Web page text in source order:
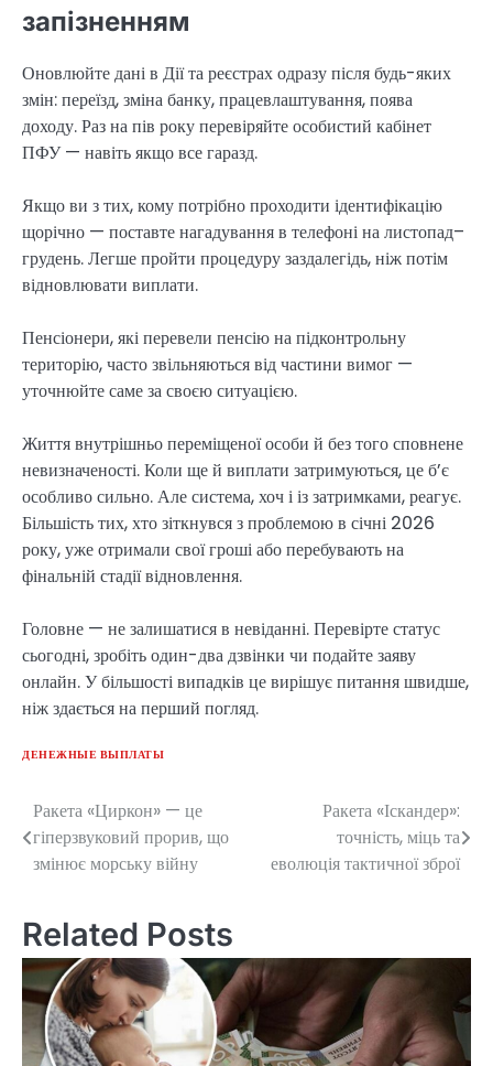
запізненням
Оновлюйте дані в Дії та реєстрах одразу після будь-яких
змін: переїзд, зміна банку, працевлаштування, поява
доходу. Раз на пів року перевіряйте особистий кабінет
ПФУ — навіть якщо все гаразд.
Якщо ви з тих, кому потрібно проходити ідентифікацію
щорічно — поставте нагадування в телефоні на листопад–
грудень. Легше пройти процедуру заздалегідь, ніж потім
відновлювати виплати.
Пенсіонери, які перевели пенсію на підконтрольну
територію, часто звільняються від частини вимог —
уточнюйте саме за своєю ситуацією.
Життя внутрішньо переміщеної особи й без того сповнене
невизначеності. Коли ще й виплати затримуються, це б’є
особливо сильно. Але система, хоч і із затримками, реагує.
Більшість тих, хто зіткнувся з проблемою в січні 2026
року, уже отримали свої гроші або перебувають на
фінальній стадії відновлення.
Головне — не залишатися в невіданні. Перевірте статус
сьогодні, зробіть один-два дзвінки чи подайте заяву
онлайн. У більшості випадків це вирішує питання швидше,
ніж здається на перший погляд.
ДЕНЕЖНЫЕ ВЫПЛАТЫ
Post
navigation
Ракета «Циркон» — це
гіперзвуковий прорив, що
змінює морську війну
Ракета «Іскандер»:
точність, міць та
еволюція тактичної зброї
Related Posts